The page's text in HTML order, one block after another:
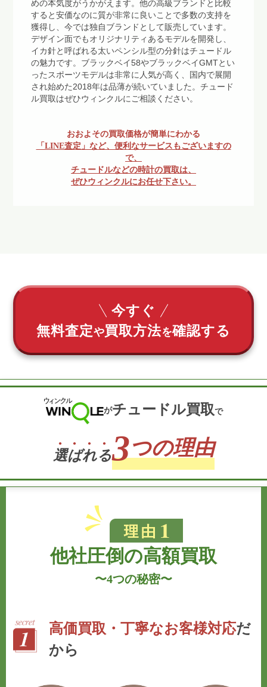
めの本気度がうかがえます。他の高級ブランドと比較
すると安価なのに質が非常に良いことで多数の支持を
獲得し、今では独自ブランドとして販売しています。
デザイン面でもオリジナリティあるモデルを開発し、
イカ針と呼ばれる太いペンシル型の分針はチュードル
の魅力です。ブラックベイ58やブラックベイGMTとい
ったスポーツモデルは非常に人気が高く、国内で展開
され始めた2018年は品薄が続いていました。チュード
ル買取はぜひウィンクルにご相談ください。
おおよその買取価格が簡単にわかる
「LINE査定」など、便利なサービスもございますの
で、
チュードルなどの時計の買取は、
ぜひウィンクルにお任せ下さい。
今すぐ
無料査定や買取方法を確認する
がチュードル買取で
選ばれる3つの理由
他社圧倒の高額買取
〜4つの秘密〜
高価買取・丁寧なお客様対応だ
から